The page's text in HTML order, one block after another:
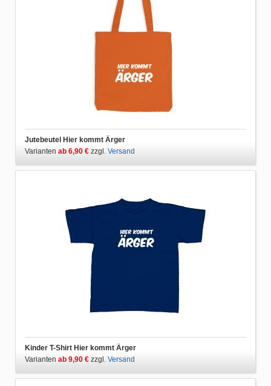
Jutebeutel Hier kommt Ärger
Varianten ab 6,90 € zzgl. Versand
Kinder T-Shirt Hier kommt Ärger
Varianten ab 9,90 € zzgl. Versand